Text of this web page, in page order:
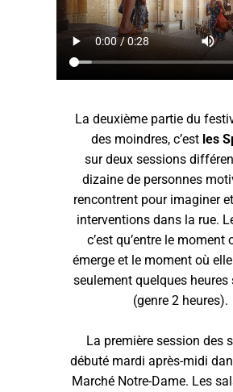
La deuxième partie du
des moindres, c’est les
sur deux sessions
dizaine de personnes
rencontrent pour imaginer
interventions dans la rue.
c’est qu’entre le moment
émerge et le moment où
seulement quelques heures
(genre 2 heures).
La première session des
débuté mardi après-midi
Marché Notre-Dame. Les